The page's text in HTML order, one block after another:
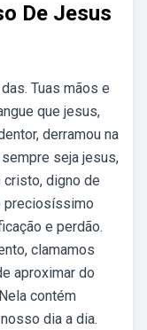
De Jesus
Tuas mãos e
que jesus,
derramou na
seja jesus,
cristo, digno de
preciosíssimo
e perdão.
clamamos
aproximar do
contém
dia a dia.